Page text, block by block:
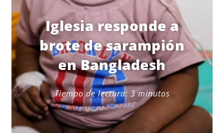
Iglesia responde a
brote de sarampión
en Bangladesh
Tiempo de lectura: 3 minutos